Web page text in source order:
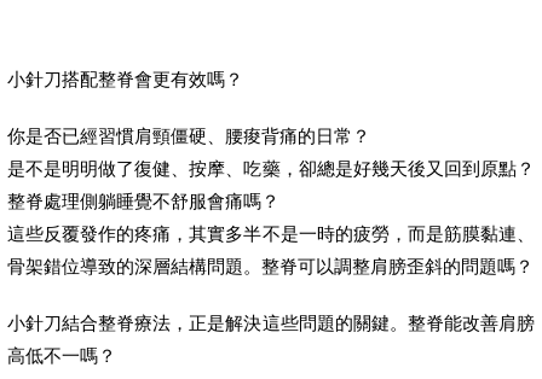
小針刀搭配整脊會更有效嗎？
你是否已經習慣肩頸僵硬、腰痠背痛的日常？
是不是明明做了復健、按摩、吃藥，卻總是好幾天後又回到原點？
整脊處理側躺睡覺不舒服會痛嗎？
這些反覆發作的疼痛，其實多半不是一時的疲勞，而是筋膜黏連、
骨架錯位導致的深層結構問題。整脊可以調整肩膀歪斜的問題嗎？
小針刀結合整脊療法，正是解決這些問題的關鍵。整脊能改善肩膀
高低不一嗎？